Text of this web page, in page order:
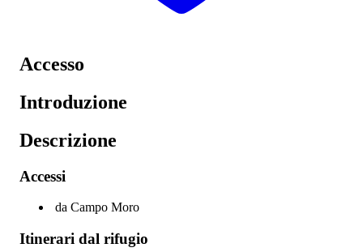
Accesso
Introduzione
Descrizione
Accessi
da Campo Moro
Itinerari dal rifugio